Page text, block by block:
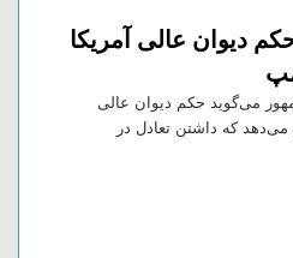
دیوان عالی آمریکا
می‌گوید حکم دیوان عالی
می‌دهد که داشتن تعادل در